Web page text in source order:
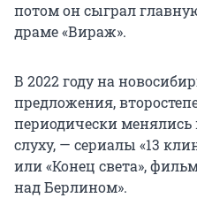
потом он сыграл
драме «Вираж».
В 2022 году на
предложения,
периодически менялись
слуху, — сериалы «13
или «Конец света»,
над Берлином».